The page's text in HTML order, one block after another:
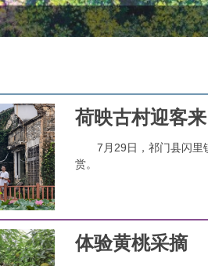
荷映古村迎客来
7月29日，祁门县闪里
赏。
体验黄桃采摘